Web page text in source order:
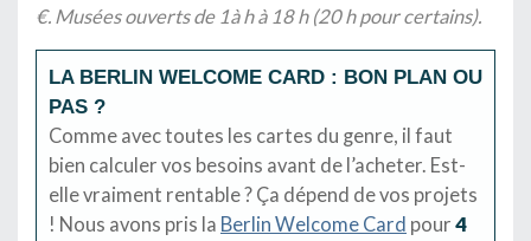
€. Musées ouverts de 1à h à 18 h (20 h pour certains).
LA BERLIN WELCOME CARD : BON PLAN OU
PAS ?
Comme avec toutes les cartes du genre, il faut
bien calculer vos besoins avant de l’acheter. Est-
elle vraiment rentable ? Ça dépend de vos projets
! Nous avons pris la Berlin Welcome Card pour 4